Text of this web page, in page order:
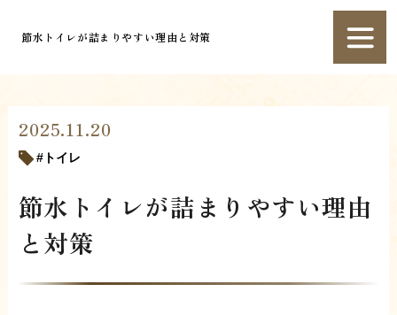
節水トイレが詰まりやすい理由と対策
2025.11.20
トイレ
節水トイレが詰まりやすい理由
と対策